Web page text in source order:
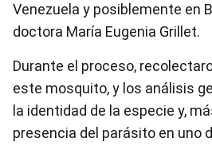
Venezuela y posiblemente en
doctora María Eugenia Grillet.
Durante el proceso,
este mosquito, y los análisis
la identidad de la especie y,
presencia del parásito en uno